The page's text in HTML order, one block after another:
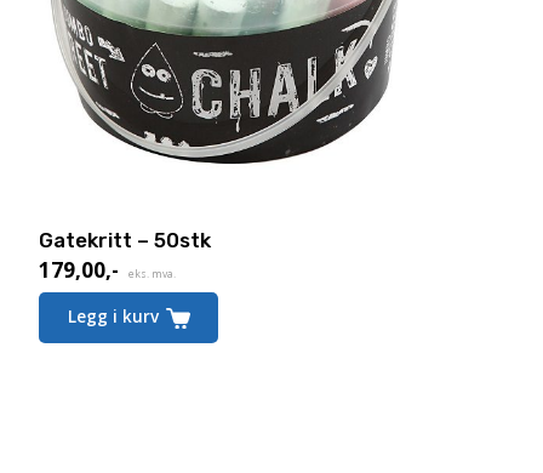
Gatekritt – 50stk
179,00,- eks. mva.
Legg i kurv